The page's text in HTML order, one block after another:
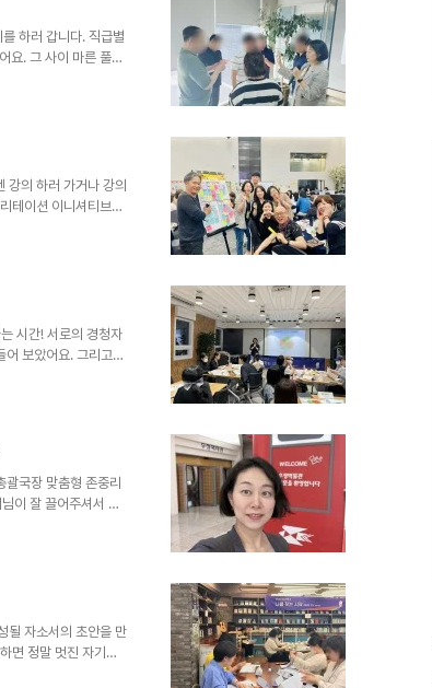
이라도 적용하기 위해
팔로우업 세션을 통해
하러 갑니다. 직급별
요. 그 사이 마른 풀밭
으로 함께 해주셔서
의 하러 가거나 강의
테이션 이니셔티브
요. 이런 대규모 역
앞으로 있을 그룹코칭
시간! 서로의 경청자
어 보았어요. 그리고
하며 끝까지 참여한
국장 맞춤형 존중리
이 잘 끌어주셔서 저
공표하시고요, 마음
#박현진코치 #서성
될 자소서의 초안을 만
면 정말 멋진 자기소